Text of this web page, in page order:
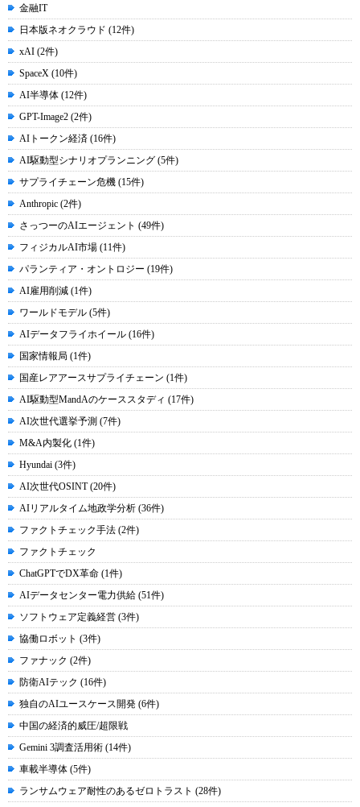
金融IT
日本版ネオクラウド (12件)
xAI (2件)
SpaceX (10件)
AI半導体 (12件)
GPT-Image2 (2件)
AIトークン経済 (16件)
AI駆動型シナリオプランニング (5件)
サプライチェーン危機 (15件)
Anthropic (2件)
さっつーのAIエージェント (49件)
フィジカルAI市場 (11件)
パランティア・オントロジー (19件)
AI雇用削減 (1件)
ワールドモデル (5件)
AIデータフライホイール (16件)
国家情報局 (1件)
国産レアアースサプライチェーン (1件)
AI駆動型MandAのケーススタディ (17件)
AI次世代選挙予測 (7件)
M&A内製化 (1件)
Hyundai (3件)
AI次世代OSINT (20件)
AIリアルタイム地政学分析 (36件)
ファクトチェック手法 (2件)
ファクトチェック
ChatGPTでDX革命 (1件)
AIデータセンター電力供給 (51件)
ソフトウェア定義経営 (3件)
協働ロボット (3件)
ファナック (2件)
防衛AIテック (16件)
独自のAIユースケース開発 (6件)
中国の経済的威圧/超限戦
Gemini 3調査活用術 (14件)
車載半導体 (5件)
ランサムウェア耐性のあるゼロトラスト (28件)